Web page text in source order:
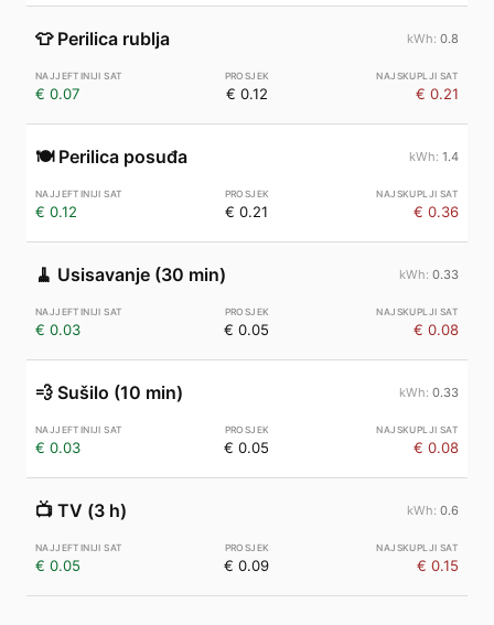
👕 Perilica rublja 0.8
€ 0.07 € 0.12 € 0.21
🍽️ Perilica posuđa 1.4
€ 0.12 € 0.21 € 0.36
🧹 Usisavanje (30 min) 0.33
€ 0.03 € 0.05 € 0.08
💨 Sušilo (10 min) 0.33
€ 0.03 € 0.05 € 0.08
📺 TV (3 h) 0.6
€ 0.05 € 0.09 € 0.15